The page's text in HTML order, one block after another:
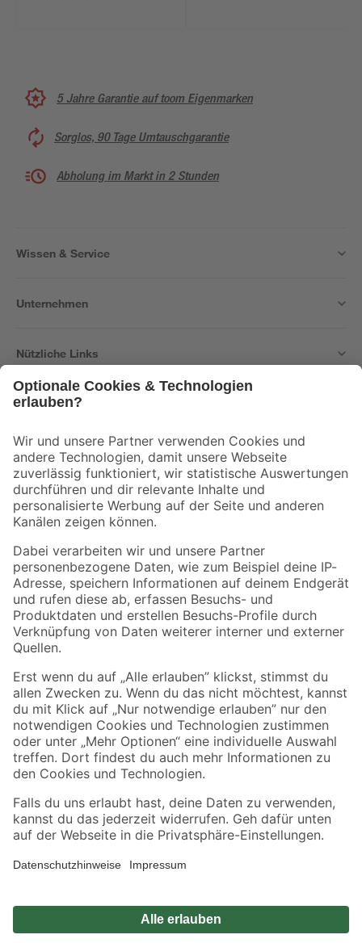
5 Jahre Garantie auf toom Eigenmarken
Sorglos, 90 Tage Umtauschgarantie
Abholung im Markt in 2 Stunden
Wissen & Service
Unternehmen
Nützliche Links
Der toom Newsletter: Keine Angebote und Aktionen mehr verpassen!
Zur Newsletter Anmeldung
Folge uns
Zahlungsarten Versandarten
Sicher einkaufen
Jetzt die toom-App herunterladen
Alle Preisangaben in EUR inkl. gesetzl. MwSt.. Die dargestellten Angebote sind unter
Umständen nicht in allen Märkten verfügbar. Die angegebenen Verfügbarkeiten beziehen
Produkte nur solange der Vorrat reicht.
*Paketversand ab 59 € versandkostenfrei, gilt nicht für Artikel mit Speditionsversand, hier
Privatsphäre Impressum
Nutzungsbedingungen
Widerrufsrecht Vertrag widerrufen